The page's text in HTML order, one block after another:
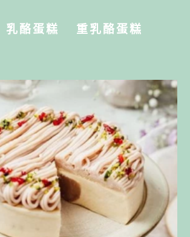
乳酪蛋糕 重乳酪蛋糕